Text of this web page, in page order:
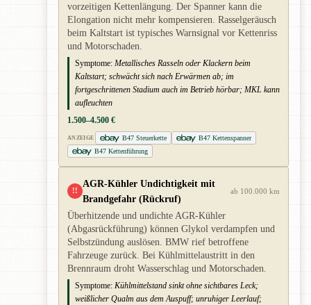
vorzeitigen Kettenlängung. Der Spanner kann die
Elongation nicht mehr kompensieren. Rasselgeräusch
beim Kaltstart ist typisches Warnsignal vor Kettenriss
und Motorschaden.
Symptome: Metallisches Rasseln oder Klackern beim
Kaltstart; schwächt sich nach Erwärmen ab; im
fortgeschrittenen Stadium auch im Betrieb hörbar; MKL kann
aufleuchten
1.500–4.500 €
ANZEIGE B47 Steuerkette
B47 Kettenspanner
B47 Kettenführung
!!
AGR-Kühler Undichtigkeit mit
Brandgefahr (Rückruf)
ab 100.000 km
Überhitzende und undichte AGR-Kühler
(Abgasrückführung) können Glykol verdampfen und
Selbstzündung auslösen. BMW rief betroffene
Fahrzeuge zurück. Bei Kühlmittelaustritt in den
Brennraum droht Wasserschlag und Motorschaden.
Symptome: Kühlmittelstand sinkt ohne sichtbares Leck;
weißlicher Qualm aus dem Auspuff; unruhiger Leerlauf;